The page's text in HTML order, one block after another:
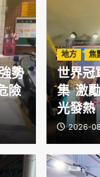
勢
險
地方 焦
世界冠
集 激
光發熱
2026-